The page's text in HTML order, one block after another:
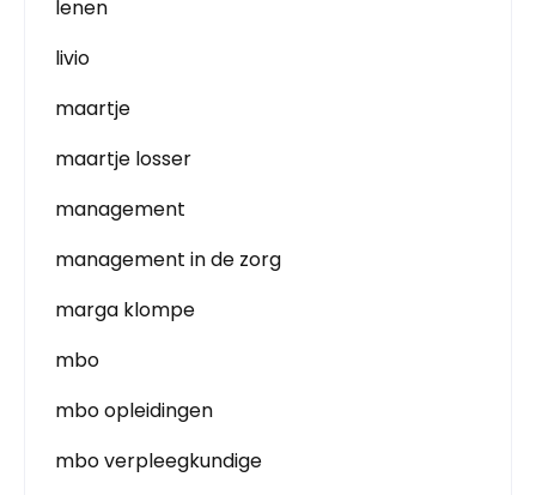
lenen
livio
maartje
maartje losser
management
management in de zorg
marga klompe
mbo
mbo opleidingen
mbo verpleegkundige